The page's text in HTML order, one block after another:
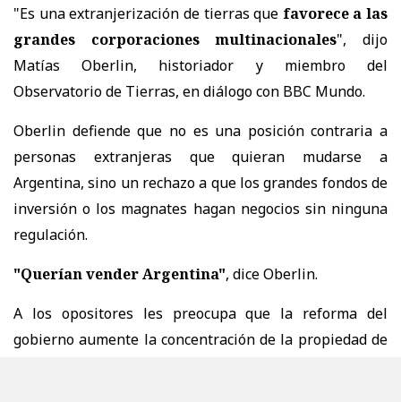
"Es una extranjerización de tierras que favorece a las
grandes corporaciones multinacionales", dijo
Matías Oberlin, historiador y miembro del
Observatorio de Tierras, en diálogo con BBC Mundo.
Oberlin defiende que no es una posición contraria a
personas extranjeras que quieran mudarse a
Argentina, sino un rechazo a que los grandes fondos de
inversión o los magnates hagan negocios sin ninguna
regulación.
"Querían vender Argentina", dice Oberlin.
A los opositores les preocupa que la reforma del
gobierno aumente la concentración de la propiedad de